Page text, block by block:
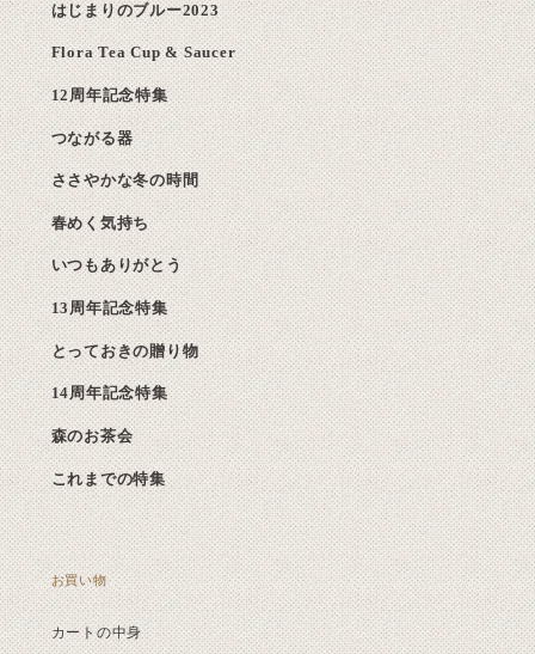
はじまりのブルー2023
Flora Tea Cup & Saucer
12周年記念特集
つながる器
ささやかな冬の時間
春めく気持ち
いつもありがとう
13周年記念特集
とっておきの贈り物
14周年記念特集
森のお茶会
これまでの特集
お買い物
カートの中身